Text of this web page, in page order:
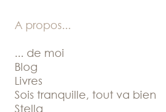
A propos...
... de moi
Blog
Livres
Sois tranquille, tout va bien
Stella